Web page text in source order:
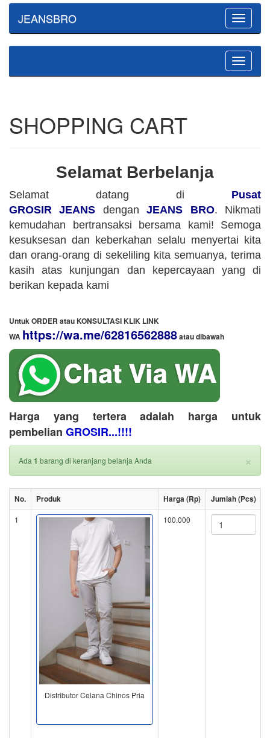
Toggle
JEANSBRO
Toggle
SHOPPING CART
Selamat Berbelanja
Selamat datang di Pusat
GROSIR JEANS denganJEANS BRO. Nikmati
kemudahan bertransaksi bersama kami! Semoga
kesuksesan dan keberkahan selalu menyertai kita
dan orang-orang di sekeliling kita semuanya, terima
kasih atas kunjungan dan kepercayaan yang di
berikan kepada kami
Untuk ORDER atau KONSULTASI KLIK LINK
WA https://wa.me/62816562888​ atau dibawah
Harga yang tertera adalah harga untuk
pembelian GROSIR...!!!!
×
Ada 1 barang di keranjang belanja Anda
No. Produk Harga (Rp) Jumlah (Pcs)
1
Distributor Celana Chinos Pria
100.000